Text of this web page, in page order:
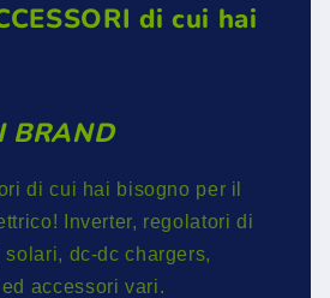
di cui hai
BRAND
di cui hai bisogno per il
Inverter, regolatori di
dc-dc chargers,
accessori vari.